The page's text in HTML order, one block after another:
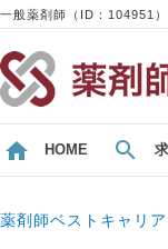
一般薬剤師（ID：104951
HOME
薬剤師ベストキャリア